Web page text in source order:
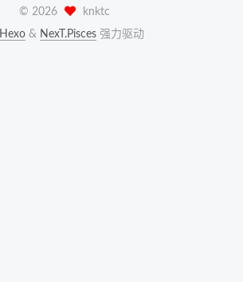
© 2026
knktc
Hexo & NexT.Pisces 强力驱动